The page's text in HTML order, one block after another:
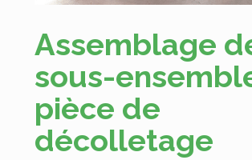
Assemblage
sous-
pièce de
décolletage